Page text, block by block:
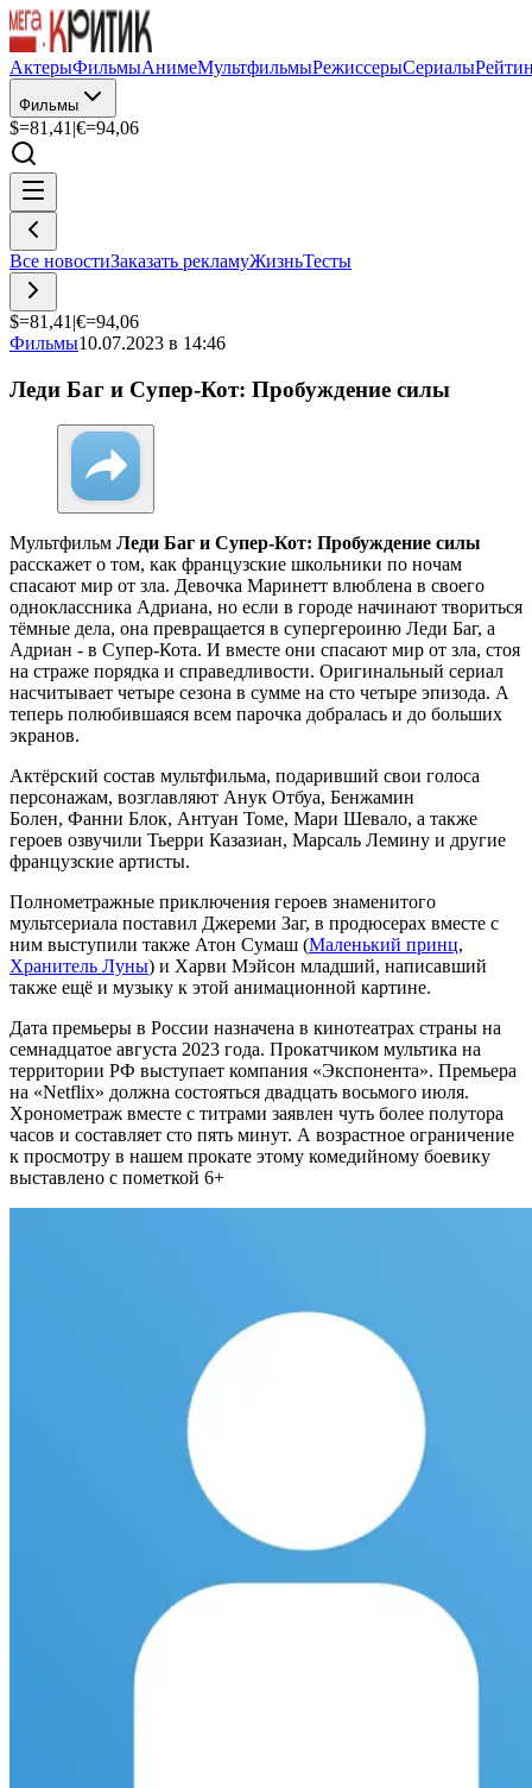
АктерыФильмыАнимеМультфильмыРежиссерыСериалы
Фильмы
$=81,41 |€=94,06
Все новостиЗаказать рекламуЖизньТесты
$=81,41 |€=94,06
Фильмы10.07.2023 в 14:46
Леди Баг и Супер-Кот: Пробуждение силы
Мультфильм Леди Баг и Супер-Кот: Пробуждение силы
расскажет о том, как французские школьники по ночам
спасают мир от зла. Девочка Маринетт влюблена в своего
одноклассника Адриана, но если в городе начинают твориться
тёмные дела, она превращается в супергероиню Леди Баг, а
Адриан - в Супер-Кота. И вместе они спасают мир от зла, стоя
на страже порядка и справедливости. Оригинальный сериал
насчитывает четыре сезона в сумме на сто четыре эпизода. А
теперь полюбившаяся всем парочка добралась и до больших
экранов.
Актёрский состав мультфильма, подаривший свои голоса
персонажам, возглавляют Анук Отбуа, Бенжамин
Болен, Фанни Блок, Антуан Томе, Мари Шевало, а также
героев озвучили Тьерри Казазиан, Марсаль Лемину и другие
французские артисты.
Полнометражные приключения героев знаменитого
мультсериала поставил Джереми Заг, в продюсерах вместе с
ним выступили также Атон Сумаш (Маленький принц,
Хранитель Луны) и Харви Мэйсон младший, написавший
также ещё и музыку к этой анимационной картине.
Дата премьеры в России назначена в кинотеатрах страны на
семнадцатое августа 2023 года. Прокатчиком мультика на
территории РФ выступает компания «Экспонента». Премьера
на «Netflix» должна состояться двадцать восьмого июля.
Хронометраж вместе с титрами заявлен чуть более полутора
часов и составляет сто пять минут. А возрастное ограничение
к просмотру в нашем прокате этому комедийному боевику
выставлено с пометкой 6+